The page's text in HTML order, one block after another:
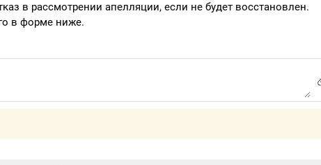
в рассмотрении апелляции, если не будет восстановлен.
в форме ниже.